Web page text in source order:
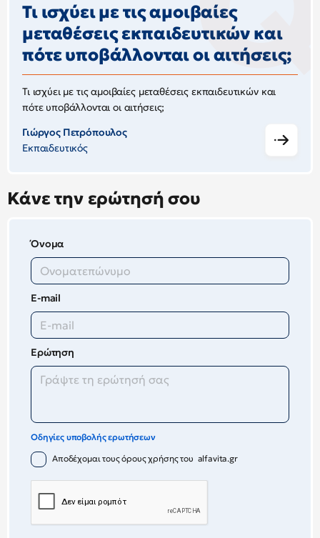
Τι ισχύει με τις αμοιβαίες
μεταθέσεις εκπαιδευτικών και
πότε υποβάλλονται οι αιτήσεις;
Τι ισχύει με τις αμοιβαίες μεταθέσεις εκπαιδευτικών και
πότε υποβάλλονται οι αιτήσεις;
Γιώργος Πετρόπουλος
Εκπαιδευτικός
Κάνε την ερώτησή σου
Όνομα
E-mail
Ερώτηση
Οδηγίες υποβολής ερωτήσεων
Αποδέχομαι τους όρους χρήσης του alfavita.gr